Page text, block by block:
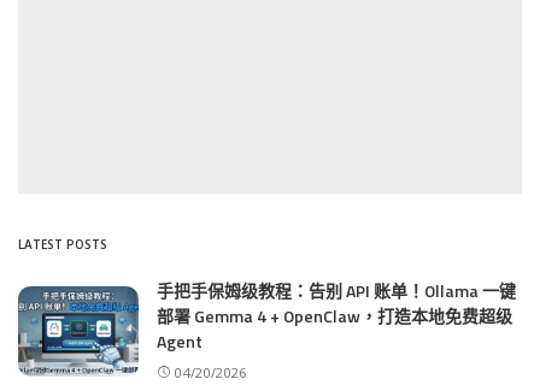
LATEST POSTS
手把手保姆级教程：告别 API 账单！Ollama 一键
部署 Gemma 4 + OpenClaw，打造本地免费超级
Agent
04/20/2026